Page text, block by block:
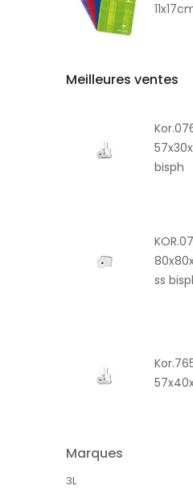
Meilleures ventes
bisph
ss
Marques
3L